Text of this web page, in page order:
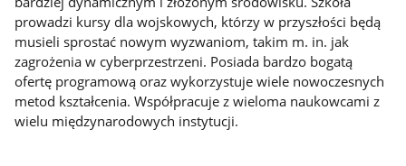
prowadzi kursy dla wojskowych, którzy w przyszłości będą
musieli sprostać nowym wyzwaniom, takim m. in. jak
zagrożenia w cyberprzestrzeni. Posiada bardzo bogatą
ofertę programową oraz wykorzystuje wiele nowoczesnych
metod kształcenia. Współpracuje z wieloma naukowcami z
wielu międzynarodowych instytucji.